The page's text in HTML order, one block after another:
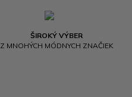
ŠIROKÝ VÝBER
Z MNOHÝCH MÓDNYCH ZNAČIEK